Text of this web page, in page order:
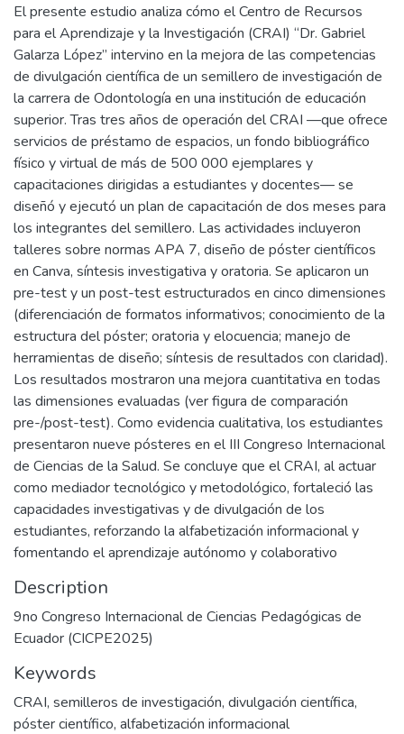
El presente estudio analiza cómo el Centro de Recursos
para el Aprendizaje y la Investigación (CRAI) “Dr. Gabriel
Galarza López” intervino en la mejora de las competencias
de divulgación científica de un semillero de investigación de
la carrera de Odontología en una institución de educación
superior. Tras tres años de operación del CRAI —que ofrece
servicios de préstamo de espacios, un fondo bibliográfico
físico y virtual de más de 500 000 ejemplares y
capacitaciones dirigidas a estudiantes y docentes— se
diseñó y ejecutó un plan de capacitación de dos meses para
los integrantes del semillero. Las actividades incluyeron
talleres sobre normas APA 7, diseño de póster científicos
en Canva, síntesis investigativa y oratoria. Se aplicaron un
pre-test y un post-test estructurados en cinco dimensiones
(diferenciación de formatos informativos; conocimiento de la
estructura del póster; oratoria y elocuencia; manejo de
herramientas de diseño; síntesis de resultados con claridad).
Los resultados mostraron una mejora cuantitativa en todas
las dimensiones evaluadas (ver figura de comparación
pre-/post-test). Como evidencia cualitativa, los estudiantes
presentaron nueve pósteres en el III Congreso Internacional
de Ciencias de la Salud. Se concluye que el CRAI, al actuar
como mediador tecnológico y metodológico, fortaleció las
capacidades investigativas y de divulgación de los
estudiantes, reforzando la alfabetización informacional y
fomentando el aprendizaje autónomo y colaborativo
Description
9no Congreso Internacional de Ciencias Pedagógicas de
Ecuador (CICPE2025)
Keywords
CRAI, semilleros de investigación, divulgación científica,
póster científico, alfabetización informacional